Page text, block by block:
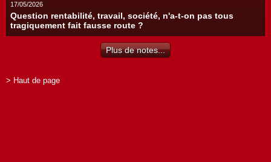
17/05/2026
Question rentabilité, travail, société, n'a-t-on pas tous
tragiquement fait fausse route ?
Plus de notes...
> Haut de page